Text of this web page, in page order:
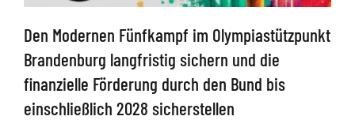
Den Modernen Fünfkampf im Olympiastützpunkt
Brandenburg langfristig sichern und die
finanzielle Förderung durch den Bund bis
einschließlich 2028 sicherstellen